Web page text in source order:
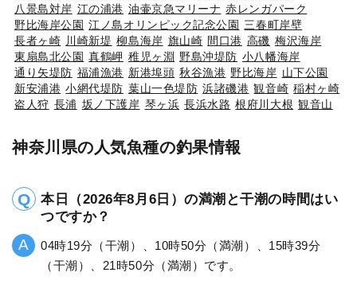
八景島対岸 江の浦港 油壷京急マリーナ 赤レンガパーク
野比海岸公園 江ノ島オリンピック記念公園 三春町岸壁
長者ヶ崎 川崎新堤 柳島海岸 旗山崎 間口港 高磯 梅沢海岸
東扇島北公園 真鶴岬 稚児ヶ淵 野島沖堤防 小八幡海岸
通り矢堤防 福浦漁港 新港埠頭 秋谷漁港 野比海岸 山下公園
新安浦港 小網代堤防 葉山一色堤防 浜諸磯港 観音崎 稲村ヶ崎
盗人狩 長浦 坂ノ下護岸 琴ヶ浜 長浜水路 根府川大根 観音山
神奈川県の人気魚種の釣果情報
本日（2026年8月6日）の満潮と干潮の時間はい
つですか？
04時19分（干潮）、10時50分（満潮）、15時39分
（干潮）、21時50分（満潮）です。